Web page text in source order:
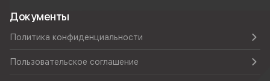
Документы
Политика конфиденциальности
Пользовательское соглашение